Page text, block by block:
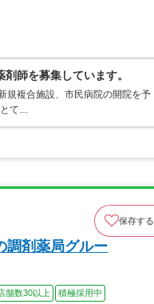
師を募集しています。
規複合施設、市民病院の開院を予
とて…
保存する
調剤薬局グルー
舗数30以上
積極採用中